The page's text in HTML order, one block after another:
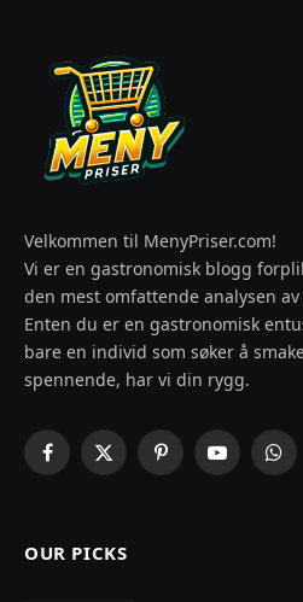
Velkommen til MenyPriser.com!
Vi er en gastronomisk blogg
den mest omfattende analysen
Enten du er en gastronomisk
bare en individ som søker å
spennende, har vi din rygg.
Facebook
X
PinterestYouTube
OUR PICKS